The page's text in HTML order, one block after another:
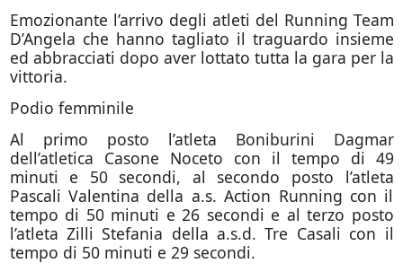
Emozionante l’arrivo degli atleti del Running Team
D’Angela che hanno tagliato il traguardo insieme
ed abbracciati dopo aver lottato tutta la gara per la
vittoria.
Podio femminile
Al primo posto l’atleta Boniburini Dagmar
dell’atletica Casone Noceto con il tempo di 49
minuti e 50 secondi, al secondo posto l’atleta
Pascali Valentina della a.s. Action Running con il
tempo di 50 minuti e 26 secondi e al terzo posto
l’atleta Zilli Stefania della a.s.d. Tre Casali con il
tempo di 50 minuti e 29 secondi.